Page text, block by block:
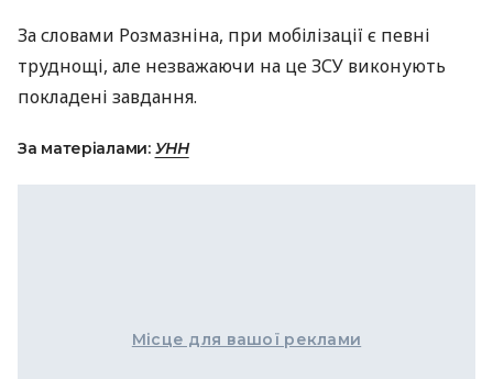
За словами Розмазніна, при мобілізації є певні
труднощі, але незважаючи на цеЗСУ виконують
покладені завдання.
За матеріалами: УНН
Місце для вашої реклами